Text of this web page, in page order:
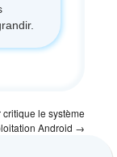
le système
Android →